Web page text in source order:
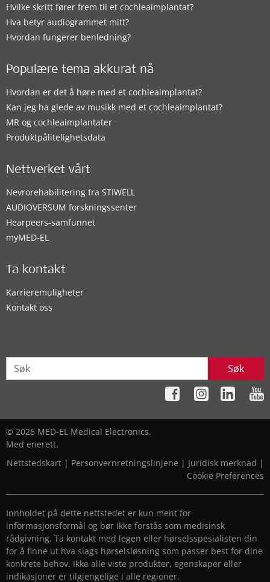
Hvilke skritt fører frem til et cochleaimplantat?
Hva betyr audiogrammet mitt?
Hvordan fungerer benledning?
Populære tema akkurat nå
Hvordan er det å høre med et cochleaimplantat?
Kan jeg ha glede av musikk med et cochleaimplantat?
MR og cochleaimplantater
Produktpålitelighetsdata
Nettverket vårt
Nevrorehabilitering fra STIWELL
AUDIOVERSUM forskningssenter
Hearpeers-samfunnet
myMED‑EL
Ta kontakt
Karrieremuligheter
Kontakt oss
Søk
© 2026 MED-EL Medical Electronics.
Med enerett.
Nettstedskart | Personvernretningslinjene | Juridisk merknad |
Cookie Preferences
Innholdet på dette nettstedet er kun ment for
informasjonsformål og bør ikke forstås som medisinsk
rådgivning. Ta kontakt med legen eller hørselsspesialisten din
for å finne ut hva slags hørselsløsning som passer best for dine
konkrete behov. Ikke alle viste produkter, egenskaper eller
indikasjoner er tilgjengelige i alle regioner.